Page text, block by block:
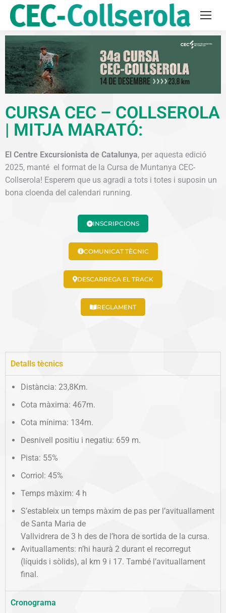
CURSA CEC – COLLSEROLA
| MITJA MARATÓ:
El Centre Excursionista de Catalunya, per aquesta edició
2025, manté el format de la Cursa de Muntanya CEC-
Collserola! Esperem que us agradi a tots i totes i suposin un
bona cloenda del calendari running.
INSCRIPCIONS
COMUNICAT TÈCNIC
DESCARREGA EL TRACK
REGLAMENT
Detalls tècnics
Distància: 23,8Km.
Cota màxima: 467m.
Cota mínima: 134m.
Desnivell positiu i negatiu: 659 m.
Pista: 55%
Corriol: 45%
Temps màxim: 4 h
S’estableix un temps màxim de pas per l’avituallament
de Santa Maria de
Vallvidrera de 3 h des de l’hora de sortida de la cursa.
Avituallaments: n’hi haurà 2 durant el recorregut
(líquids i sòlids), al km 9 i 17. També l’avituallament
final.
Cronograma